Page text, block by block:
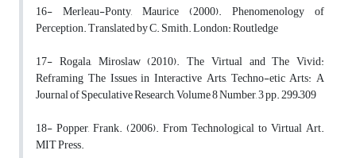
16- Merleau-Ponty, Maurice (2000). Phenomenology of
Perception. Translated by C. Smith. London: Routledge
17- Rogala, Miroslaw (2010). The Virtual and The Vivid:
Reframing The Issues in Interactive Arts, Techno-etic Arts: A
Journal of Speculative Research, Volume 8 Number, 3 pp. 299–309
18- Popper, Frank. (2006). From Technological to Virtual Art.
MIT Press.